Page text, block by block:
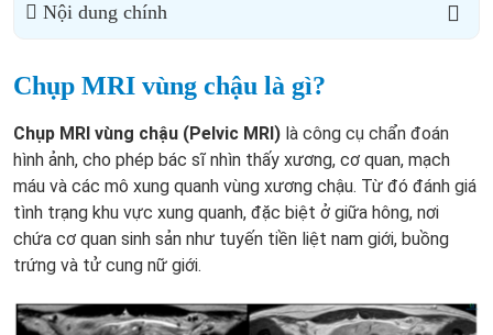
Nội dung chính
Chụp MRI vùng chậu là gì?
Chụp MRI vùng chậu (Pelvic MRI) là công cụ chẩn đoán
hình ảnh, cho phép bác sĩ nhìn thấy xương, cơ quan, mạch
máu và các mô xung quanh vùng xương chậu. Từ đó đánh giá
tình trạng khu vực xung quanh, đặc biệt ở giữa hông, nơi
chứa cơ quan sinh sản như tuyến tiền liệt nam giới, buồng
trứng và tử cung nữ giới.